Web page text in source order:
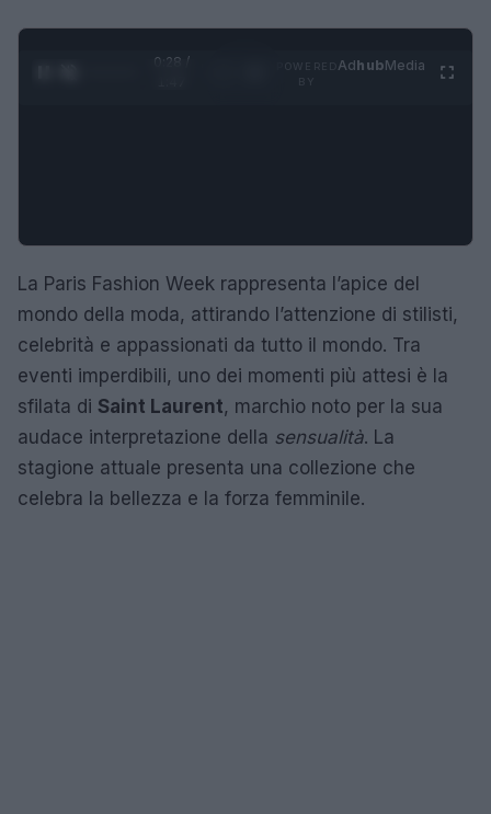
0:28 /
AdhubMedia
La Paris Fashion Week rappresenta l’apice del
mondo della moda, attirando l’attenzione di stilisti,
celebrità e appassionati da tutto il mondo. Tra
eventi imperdibili, uno dei momenti più attesi è la
sfilata di Saint Laurent, marchio noto per la sua
audace interpretazione della sensualità. La
stagione attuale presenta una collezione che
celebra la bellezza e la forza femminile.